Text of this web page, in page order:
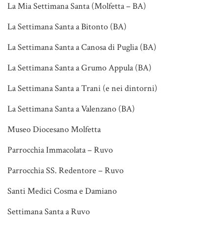
La Mia Settimana Santa (Molfetta – BA)
La Settimana Santa a Bitonto (BA)
La Settimana Santa a Canosa di Puglia (BA)
La Settimana Santa a Grumo Appula (BA)
La Settimana Santa a Trani (e nei dintorni)
La Settimana Santa a Valenzano (BA)
Museo Diocesano Molfetta
Parrocchia Immacolata – Ruvo
Parrocchia SS. Redentore – Ruvo
Santi Medici Cosma e Damiano
Settimana Santa a Ruvo